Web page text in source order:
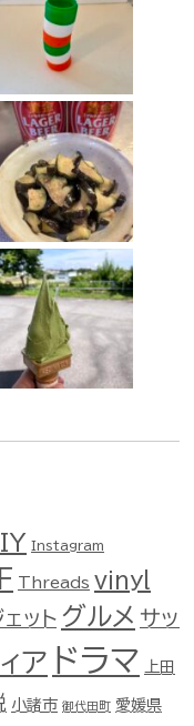
Instagram
Threads vinyl
ット グルメ サッ
ア ドラマ 上田
小諸市 御代田町 愛媛県